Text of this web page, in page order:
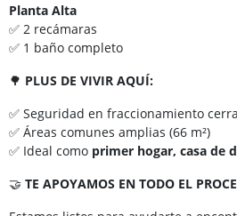
Planta Alta
✅ 2 recámaras
✅ 1 baño completo
🌳 PLUS DE VIVIR AQUÍ:
✅ Seguridad en fraccionamiento
✅ Áreas comunes amplias (66 m²)
✅ Ideal como primer hogar, casa de
🤝 TE APOYAMOS EN TODO EL